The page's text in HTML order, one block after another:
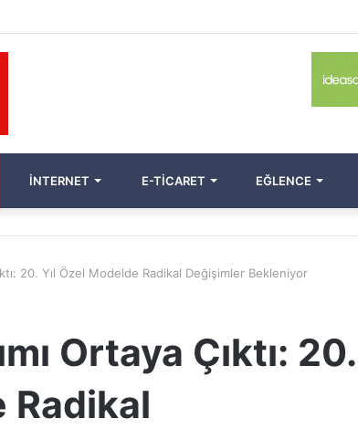
İNTERNET E-TICARET EĞLENCE
20. Yıl Özel Modelde Radikal Değişimler Bekleniyor
Ortaya Çıktı: 20.
Radikal